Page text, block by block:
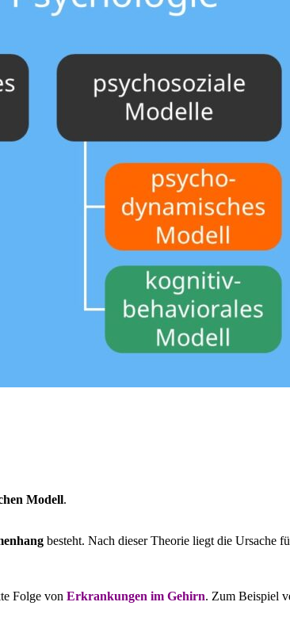
Modell.
besteht. Nach dieser Theorie liegt die Ursache
Folge von Erkrankungen im Gehirn. Zum Beispiel